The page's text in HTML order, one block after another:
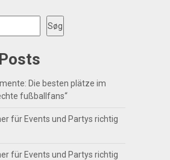
Søg
Die besten plätze im
fußballfans“
für Events und Partys richtig
für Events und Partys richtig